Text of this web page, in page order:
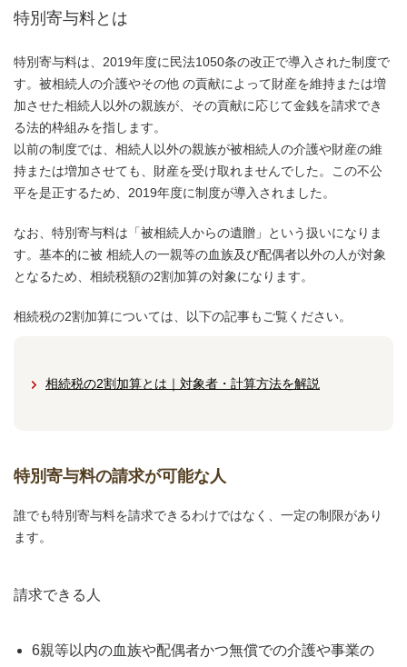
特別寄与料とは
特別寄与料は、2019年度に民法1050条の改正で導入された制度で
す。被相続人の介護やその他 の貢献によって財産を維持または増
加させた相続人以外の親族が、その貢献に応じて金銭を請求でき
る法的枠組みを指します。
以前の制度では、相続人以外の親族が被相続人の介護や財産の維
持または増加させても、財産を受け取れませんでした。この不公
平を是正するため、2019年度に制度が導入されました。
なお、特別寄与料は「被相続人からの遺贈」という扱いになりま
す。基本的に被 相続人の一親等の血族及び配偶者以外の人が対象
となるため、相続税額の2割加算の対象になります。
相続税の2割加算については、以下の記事もご覧ください。
相続税の2割加算とは｜対象者・計算方法を解説
特別寄与料の請求が可能な人
誰でも特別寄与料を請求できるわけではなく、一定の制限があり
ます。
請求できる人
6親等以内の血族や配偶者かつ無償での介護や事業の